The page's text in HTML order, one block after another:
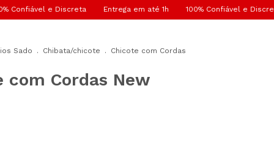
e Discreta Entrega em até 1h 100% Confiável e Discreta
Sado . Chibata/chicote .
Chicote com Cordas
com Cordas New